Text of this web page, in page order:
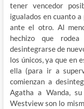
tener vencedor
igualados en cuanto
ante el otro. Al
hechizo que
desintegrarse de
los únicos, ya que en
ella (para ir a
comienzan a
Agatha a Wanda,
Westview son lo